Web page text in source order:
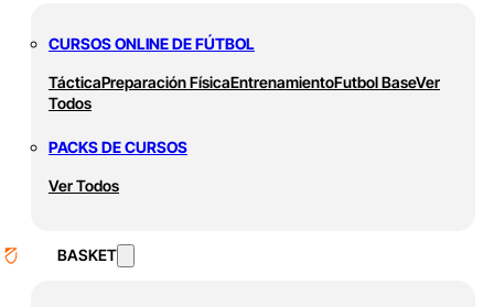
CURSOS ONLINE DE FÚTBOL
TácticaPreparación FísicaEntrenamientoFutbol BaseVer
Todos
PACKS DE CURSOS
Ver Todos
BASKET